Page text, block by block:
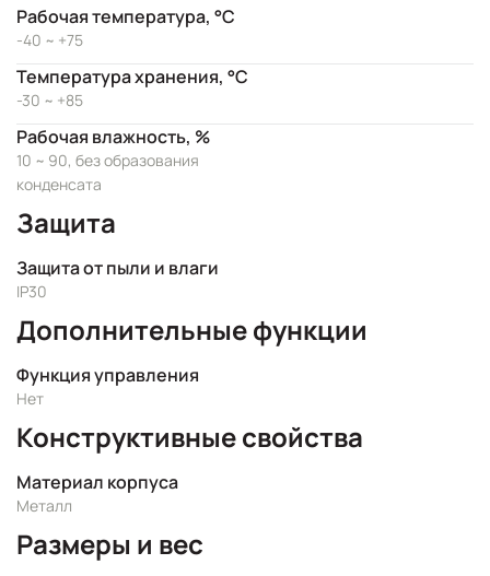
Рабочая температура, °C
-40 ~ +75
Температура хранения, °C
-30 ~ +85
Рабочая влажность, %
10 ~ 90, без образования
конденсата
Защита
Защита от пыли и влаги
IP30
Дополнительные функции
Функция управления
Нет
Конструктивные свойства
Материал корпуса
Металл
Размеры и вес